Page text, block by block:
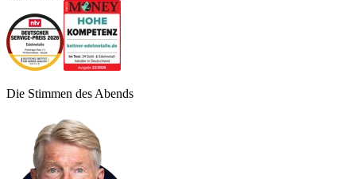
Die Stimmen des Abends